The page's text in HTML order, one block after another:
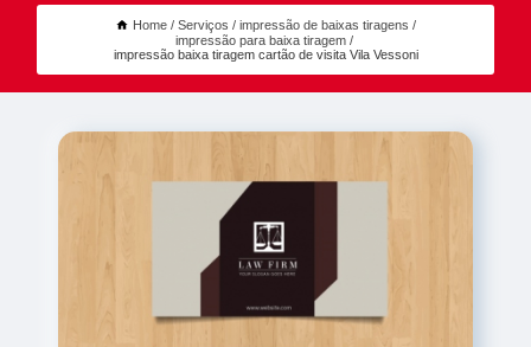
Home Serviços
impressão de baixas tiragens
impressão para baixa tiragem
impressão baixa tiragem cartão de visita Vila Vessoni